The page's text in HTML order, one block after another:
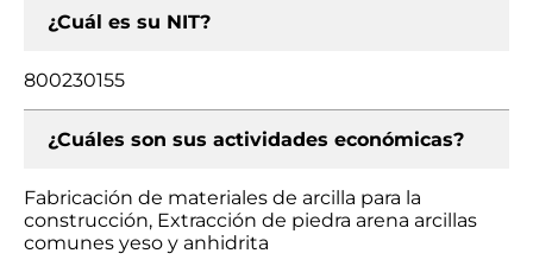
¿Cuál es su NIT?
800230155
¿Cuáles son sus actividades económicas?
Fabricación de materiales de arcilla para la
construcción, Extracción de piedra arena arcillas
comunes yeso y anhidrita